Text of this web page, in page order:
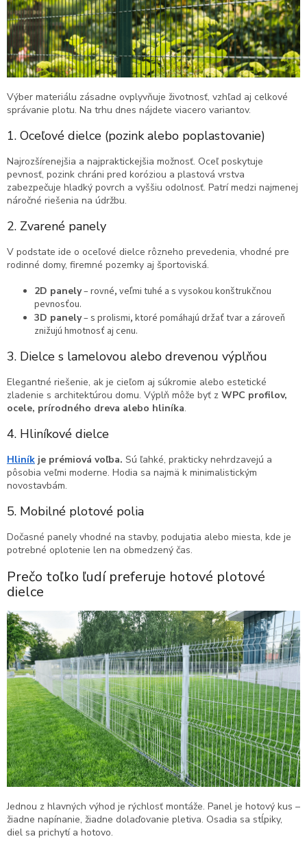
Výber materiálu zásadne ovplyvňuje životnosť, vzhľad aj celkové
správanie plotu. Na trhu dnes nájdete viacero variantov.
1. Oceľové dielce (pozink alebo poplastovanie)
Najrozšírenejšia a najpraktickejšia možnosť. Oceľ poskytuje
pevnosť, pozink chráni pred koróziou a plastová vrstva
zabezpečuje hladký povrch a vyššiu odolnosť. Patrí medzi najmenej
náročné riešenia na údržbu.
2. Zvarené panely
V podstate ide o oceľové dielce rôzneho prevedenia, vhodné pre
rodinné domy, firemné pozemky aj športoviská.
2D panely– rovné, veľmi tuhé a s vysokou konštrukčnou
pevnosťou.
3D panely– s prolismi, ktoré pomáhajú držať tvar a zároveň
znižujú hmotnosť aj cenu.
3. Dielce s lamelovou alebo drevenou výplňou
Elegantné riešenie, ak je cieľom aj súkromie alebo estetické
zladenie s architektúrou domu. Výplň môže byť z WPC profilov,
ocele, prírodného dreva alebo hliníka.
4. Hliníkové dielce
Hliník je prémiová voľba. Sú ľahké, prakticky nehrdzavejú a
pôsobia veľmi moderne. Hodia sa najmä k minimalistickým
novostavbám.
5. Mobilné plotové polia
Dočasné panely vhodné na stavby, podujatia alebo miesta, kde je
potrebné oplotenie len na obmedzený čas.
Prečo toľko ľudí preferuje hotové plotové
dielce
Jednou z hlavných výhod je rýchlosť montáže. Panel je hotový kus –
žiadne napínanie, žiadne dolaďovanie pletiva. Osadia sa stĺpiky,
diel sa prichytí a hotovo.